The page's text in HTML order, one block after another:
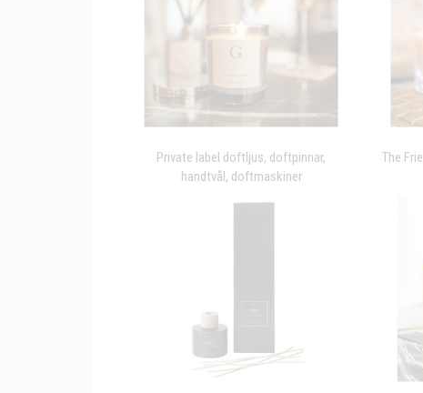
Private label doftljus, doftpinnar,
handtvål, doftmaskiner
The